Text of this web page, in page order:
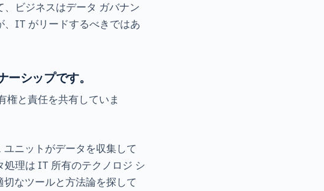
ビジネスはデータ ガバナン
IT がリードするべきではあ
シップです。
権と責任を共有していま
ニットがデータを収集して
理は IT 所有のテクノロジ シ
なツールと方法論を探して